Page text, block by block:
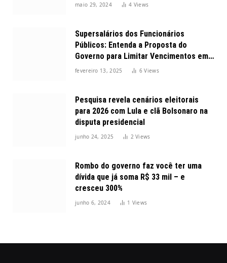
maio 29, 2024 4 Views
Supersalários dos Funcionários
Públicos: Entenda a Proposta do
Governo para Limitar Vencimentos em
2025
fevereiro 13, 2025 6Views
Pesquisa revela cenários eleitorais
para 2026 com Lula e clã Bolsonaro na
disputa presidencial
junho 24, 2025 2Views
Rombo do governo faz você ter uma
dívida que já soma R$ 33 mil – e
cresceu 300%
junho 6, 2024 1 Views